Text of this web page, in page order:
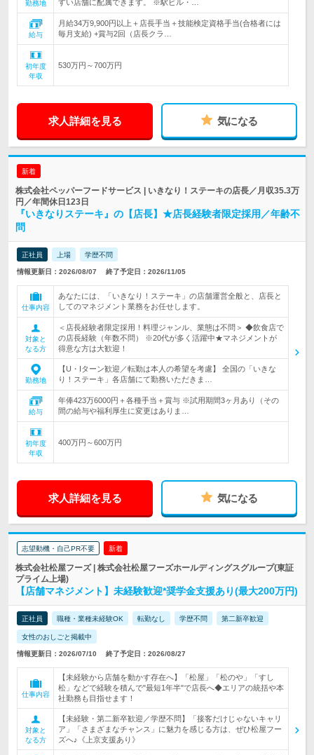
勤務地 すい店舗に配属できます。 ※駅ビル・…
給与
月給34万9,900円以上＋店長手当＋技能検定資格手当(合格者には
毎月支給) +賞与2回（店長クラ…
初年度
年収
530万円～700万円
求人詳細を見る 気になる
新着
株式会社ペッパーフードサービス | いきなり！ステーキの店長／月収35.3万
円／年間休日123日
『いきなりステーキ』の【店長】★店長経験者限定採用／年齢不
問
正社員 上場 学歴不問
情報更新日：2026/08/07 終了予定日：2026/11/05
仕事内容
あなたには、「いきなり！ステーキ」の店舗運営全般と、店長と
してのマネジメント業務をお任せします。
対象と
なる方
＜店長経験者限定採用！料理ジャンル、業態は不問＞ ◆飲食店で
の店長経験（年数不問） ※20代が多く活躍中★マネジメントが
得意な方は大歓迎！
勤務地
【U・Iターン歓迎／転勤は本人の希望を考慮】 全国の「いきな
り！ステーキ」各店舗にて勤務いただきま…
給与
年俸423万6000円＋各種手当＋賞与 ※試用期間3ヶ月あり（その
間の給与や福利厚生に変更はありま…
初年度
年収
400万円～600万円
求人詳細を見る 気になる
志望動機・自己PR不要 新着
株式会社松屋フーズ | 株式会社松屋フーズホールディングスグループ(東証
プライム上場)
【店舗マネジメント】未経験歓迎*奨学金支援あり(最大200万円)
正社員 職種・業種未経験OK 転勤なし 学歴不問 第二新卒歓迎
女性のおしごと掲載中
情報更新日：2026/07/10 終了予定日：2026/08/27
仕事内容
【未経験から店舗を動かす存在へ】「松屋」「松のや」「すし
松」などで経験を積んで"最短1年半"で店長へ◆エリアの統括や本
社勤務も目指せます！
対象と
なる方
【未経験・第二新卒歓迎／学歴不問】「接客だけじゃないキャリ
ア」「さまざまなチャンス」に魅力を感じる方は、ぜひ松屋フー
ズへ♪《上京支援あり》